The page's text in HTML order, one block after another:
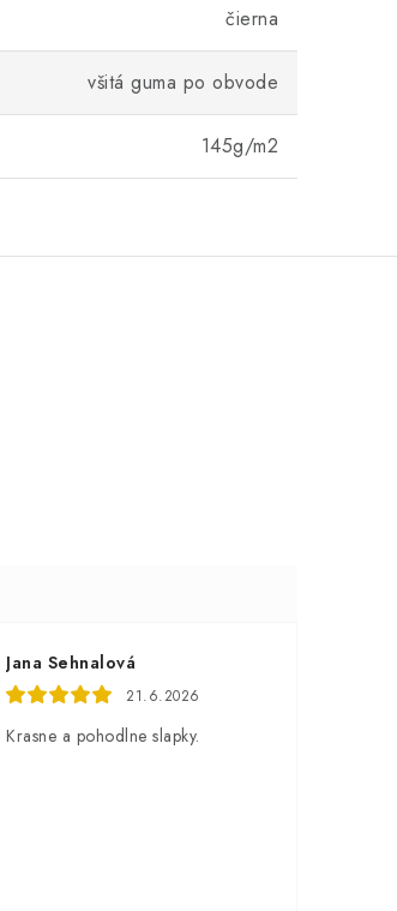
čierna
všitá guma po obvode
145g/m2
Jana Sehnalová
21.6.2026
Krasne a pohodlne slapky.